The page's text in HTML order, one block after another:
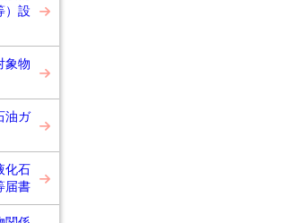
）設
象物
油ガ
化石
届書